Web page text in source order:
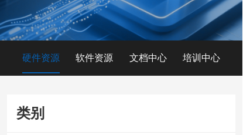
边缘计算
数据中心
资源与支持
硬件资源 软件资源 文档中心 培训中心
类别